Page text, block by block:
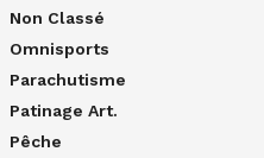
Non Classé
Omnisports
Parachutisme
Patinage Art.
Pêche